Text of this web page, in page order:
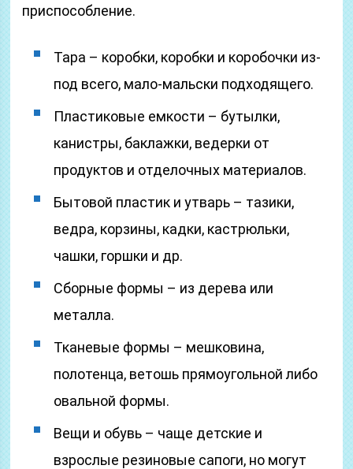
приспособление.
Тара – коробки, коробки и коробочки из-
под всего, мало-мальски подходящего.
Пластиковые емкости – бутылки,
канистры, баклажки, ведерки от
продуктов и отделочных материалов.
Бытовой пластик и утварь – тазики,
ведра, корзины, кадки, кастрюльки,
чашки, горшки и др.
Сборные формы – из дерева или
металла.
Тканевые формы – мешковина,
полотенца, ветошь прямоугольной либо
овальной формы.
Вещи и обувь – чаще детские и
взрослые резиновые сапоги, но могут